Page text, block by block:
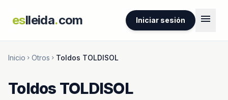
eslleida.com Iniciar sesión menu
Inicio chevron_right Otros chevron_right Toldos TOLDISOL
Toldos TOLDISOL